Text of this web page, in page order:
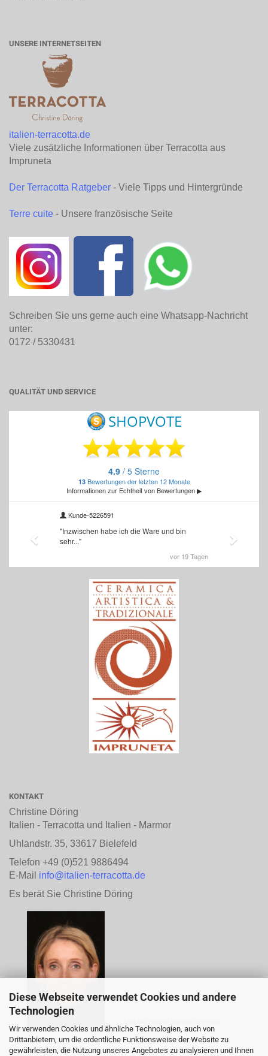
Diese Webseite verwendet Cookies und andere
Technologien
Wir verwenden Cookies und ähnliche Technologien, auch von
Drittanbietern, um die ordentliche Funktionsweise der Website zu
gewährleisten, die Nutzung unseres Angebotes zu analysieren und Ihnen
UNSERE INTERNETSEITEN
italien-terracotta.de
Viele zusätzliche Informationen über Terracotta aus
Impruneta
Der Terracotta Ratgeber - Viele Tipps und Hintergründe
Terre cuite - Unsere französische Seite
Schreiben Sie uns gerne auch eine Whatsapp-Nachricht
unter:
0172 / 5330431
QUALITÄT UND SERVICE
KONTAKT
Christine Döring
Italien - Terracotta und Italien - Marmor
Uhlandstr. 35, 33617 Bielefeld
Telefon +49 (0)521 9886494
E-Mail info@italien-terracotta.de
Es berät Sie Christine Döring